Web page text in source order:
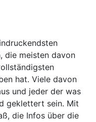
die meisten davon
hat. Viele davon
und jeder der was
geklettert sein. Mit
die Infos über die